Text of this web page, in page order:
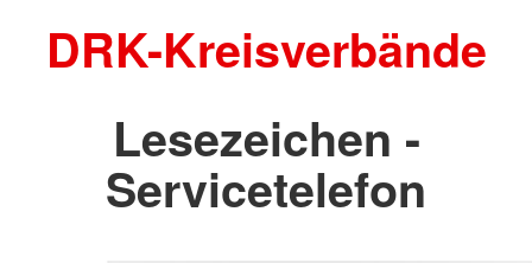
DRK-Kreisverbände
Lesezeichen -
Servicetelefon